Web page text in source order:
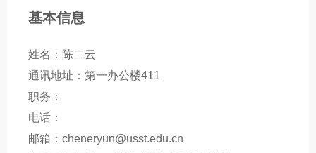
基本信息
姓名：陈二云
通讯地址：第一办公楼411
职务：
电话：
邮箱：cheneryun@usst.edu.cn